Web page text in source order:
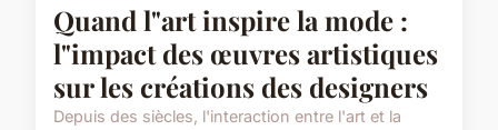
Quand l"art inspire la mode :
l"impact des œuvres artistiques
sur les créations des designers
Depuis des siècles, l'interaction entre l'art et la